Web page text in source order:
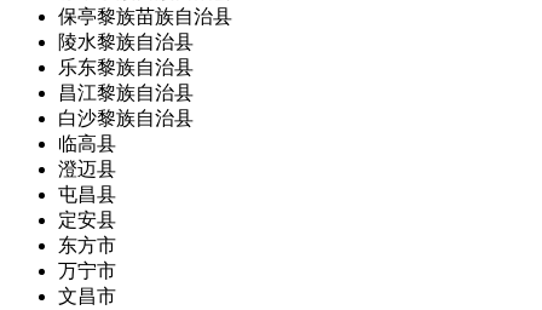
保亭黎族苗族自治县
陵水黎族自治县
乐东黎族自治县
昌江黎族自治县
白沙黎族自治县
临高县
澄迈县
屯昌县
定安县
东方市
万宁市
文昌市